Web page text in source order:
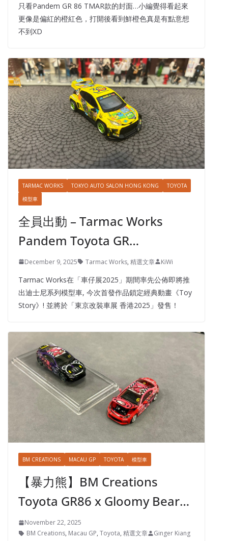
只看Pandem GR 86 TMAR款的封面…小編覺得看起來
更像是偏紅的橙紅色，打開後看到鮮橙色真是有點意想
不到XD
TARMAC WORKS TOKYO AUTO SALON HONG KONG
TOYOTA
模型車
全員出動 – Tarmac Works
Pandem Toyota GR…
December 9, 2025 Tarmac Works, 精選文章 KiWi
Tarmac Works在「車仔展2025」期間率先公佈即將推
出迪士尼系列模型車, 今次首發作品鎖定經典動畫《Toy
Story》! 並將於「東京改裝車展 香港2025」發售！
BM CREATIONS MACAU GP TOYOTA 模型車
【暴力熊】BM Creations
Toyota GR86 x Gloomy Bear…
November 22, 2025
BM Creations, Macau GP, Toyota, 精選文章 Ginger Kiang